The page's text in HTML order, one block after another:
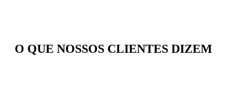
O QUE NOSSOS CLIENTES DIZEM